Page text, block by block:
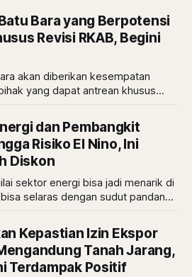
Bara yang Berpotensi
Revisi RKAB, Begini
akan diberikan kesempatan
yang dapat antrean khusus
terbesar. Siapa saja mereka?
dan Pembangkit
Risiko El Nino, Ini
Diskon
sektor energi bisa jadi menarik di
selaras dengan sudut pandang
mana sektor energi bisa
Nino. Begini analisisnya
Kepastian Izin Ekspor
Tanah Jarang,
Terdampak Positif